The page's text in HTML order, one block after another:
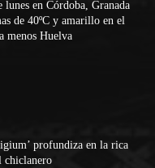
lunes en Córdoba, Granada
de 40ºC y amarillo en el
menos Huelva
profundiza en la rica
chiclanero